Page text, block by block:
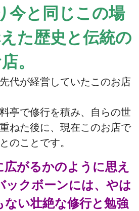
今と同じこの場
た歴史と伝統の
。
代が経営していたこのお店
亭で修行を積み、自らの世
ねた後に、 現在このお店で
のことです。
がるかのように思え
ックボーンには、やは
ない壮絶な修行と勉強